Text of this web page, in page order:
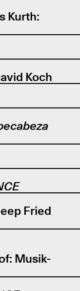
Kurth:
Koch
Fried
Musik-